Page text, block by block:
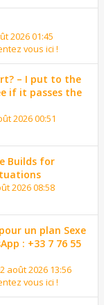
2026 01:45
vous ici !
– I put to the
if it passes the
2026 00:51
Builds for
2026 08:58
un plan Sexe
: +33 7 76 55
août 2026 13:56
vous ici !